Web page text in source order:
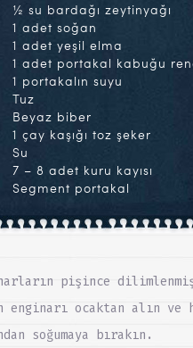
½ su bardağı zeytinyağı
1 adet soğan
1 adet yeşil elma
1 adet portakal kabuğu
1 portakalın suyu
Tuz
Beyaz biber
1 çay kaşığı toz şeker
Su
7 – 8 adet kuru kayısı
Segment portakal
pişince dilimlenmiş
enginarı ocaktan alın ve
soğumaya bırakın.